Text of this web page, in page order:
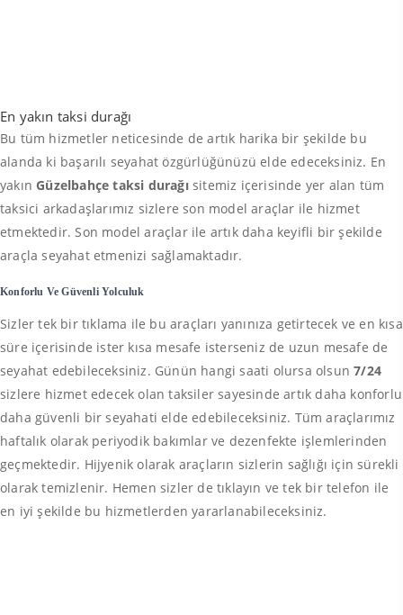
En yakın taksi durağı
Bu tüm hizmetler neticesinde de artık harika bir şekilde bu
alanda ki başarılı seyahat özgürlüğünüzü elde edeceksiniz. En
yakınGüzelbahçe taksi durağısitemiz içerisinde yer alan tüm
taksici arkadaşlarımız sizlere son model araçlar ile hizmet
etmektedir. Son model araçlar ile artık daha keyifli bir şekilde
araçla seyahat etmenizi sağlamaktadır.
Konforlu Ve Güvenli Yolculuk
Sizler tek bir tıklama ile bu araçları yanınıza getirtecek ve en kısa
süre içerisinde ister kısa mesafe isterseniz de uzun mesafe de
seyahat edebileceksiniz. Günün hangi saati olursa olsun 7/24
sizlere hizmet edecek olan taksiler sayesinde artık daha konforlu
daha güvenli bir seyahati elde edebileceksiniz. Tüm araçlarımız
haftalık olarak periyodik bakımlar ve dezenfekte işlemlerinden
geçmektedir. Hijyenik olarak araçların sizlerin sağlığı için sürekli
olarak temizlenir. Hemen sizler de tıklayın ve tek bir telefon ile
en iyi şekilde bu hizmetlerden yararlanabileceksiniz.